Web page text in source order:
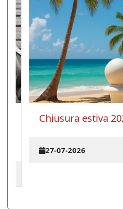
Chiusura estiva 2026
27-07-2026